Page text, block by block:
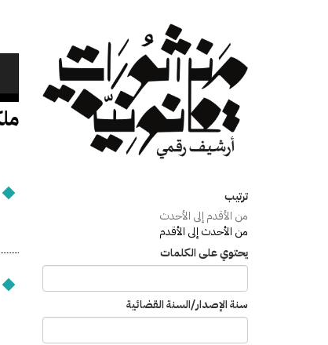
ترتيب
من الأقدم إلى الأحدث
من الأحدث إلى الأقدم
يحتوي على الكلمات
سنة الإصدار/السنة القضائية